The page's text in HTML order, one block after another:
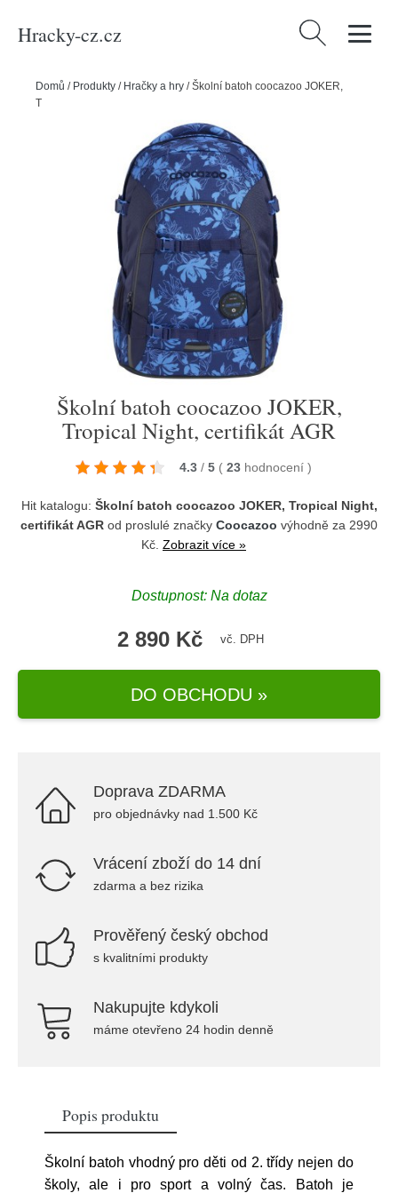
Hracky-cz.cz Vyhledávání
Domů / Produkty / Hračky a hry /Školní batoh coocazoo JOKER,
Tropical Night, certifikát AGR
Školní batoh coocazoo JOKER,
Tropical Night, certifikát AGR
4.3 / 5 ( 23 hodnocení )
Hit katalogu: Školní batoh coocazoo JOKER, Tropical Night,
certifikát AGR od proslulé značky Coocazoo výhodně za 2990
Kč. Zobrazit více »
Dostupnost: Na dotaz
2 890 Kč vč. DPH
DO OBCHODU »
Doprava ZDARMA
pro objednávky nad 1.500 Kč
Vrácení zboží do 14 dní
zdarma a bez rizika
Prověřený český obchod
s kvalitními produkty
Nakupujte kdykoli
máme otevřeno 24 hodin denně
Popis produktu
Školní batoh vhodný pro děti od 2. třídy nejen do
školy, ale i pro sport a volný čas. Batoh je